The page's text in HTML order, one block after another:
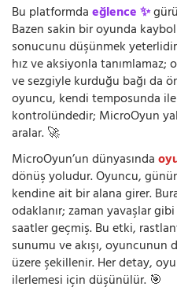
Bu platformdaeğlence ✨
Bazen sakin bir oyunda
sonucunu düşünmek
hız ve aksiyonla
ve sezgiyle kurduğu bağı da
oyuncu, kendi temposunda
kontrolündedir; MicroOyun
aralar. 🚀
MicroOyun’un dünyasında
dönüş yoludur. Oyuncu,
kendine ait bir alana girer.
odaklanır; zaman yavaşlar
saatler geçmiş. Bu etki,
sunumu ve akışı,
üzere şekillenir. Her detay,
ilerlemesi için düşünülür. 🎯